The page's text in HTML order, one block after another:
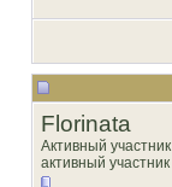
Florinata
Активный участник
активный участник